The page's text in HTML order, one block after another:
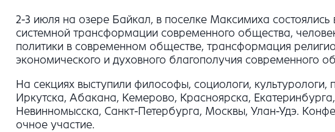
2-3 июля на озере Байкал, в поселке Максимиха
системной трансформации современного общества,
политики в современном обществе, трансформация
экономического и духовного благополучия современного
На секциях выступили философы, социологи,
Иркутска, Абакана, Кемерово, Красноярска,
Невинномысска, Санкт-Петербурга, Москвы, Улан-Удэ.
очное участие.